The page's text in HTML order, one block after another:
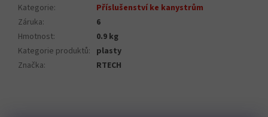
Kategorie:
Příslušenství ke kanystrům
Záruka:
6
Hmotnost:
0.9 kg
Kategorie produktů: plasty
Značka: RTECH